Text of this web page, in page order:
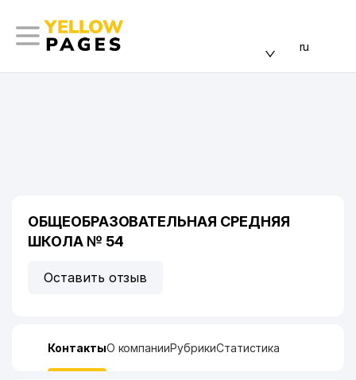
ru
ОБЩЕОБРАЗОВАТЕЛЬНАЯ СРЕДНЯЯ
ШКОЛА № 54
Оставить отзыв
КонтактыО компанииРубрикиСтатистика